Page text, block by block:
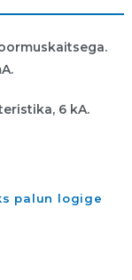
6 kA.
palun logige